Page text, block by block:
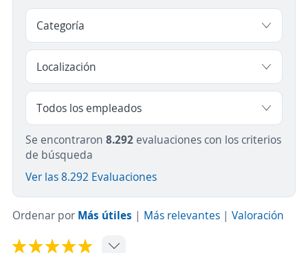
Se encontraron 8.292 evaluaciones con los criterios
de búsqueda
Ver las 8.292 Evaluaciones
Ordenar por Más útiles | Más relevantes | Valoración